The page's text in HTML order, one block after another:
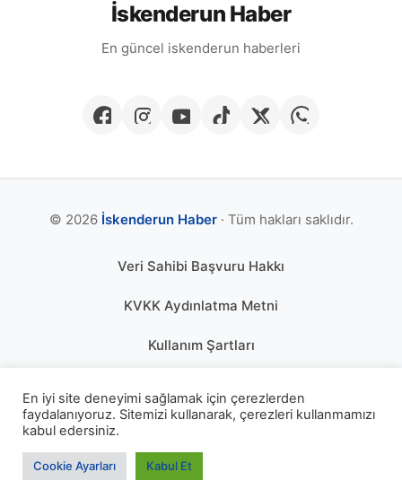
İskenderun Haber
En güncel iskenderun haberleri
© 2026 İskenderun Haber· Tüm hakları saklıdır.
Veri Sahibi Başvuru Hakkı
KVKK Aydınlatma Metni
Kullanım Şartları
Çerez Politikası
KÜNYE
En iyi site deneyimi sağlamak için çerezlerden
faydalanıyoruz. Sitemizi kullanarak, çerezleri kullanmamızı
kabul edersiniz.
Cookie Ayarları Kabul Et